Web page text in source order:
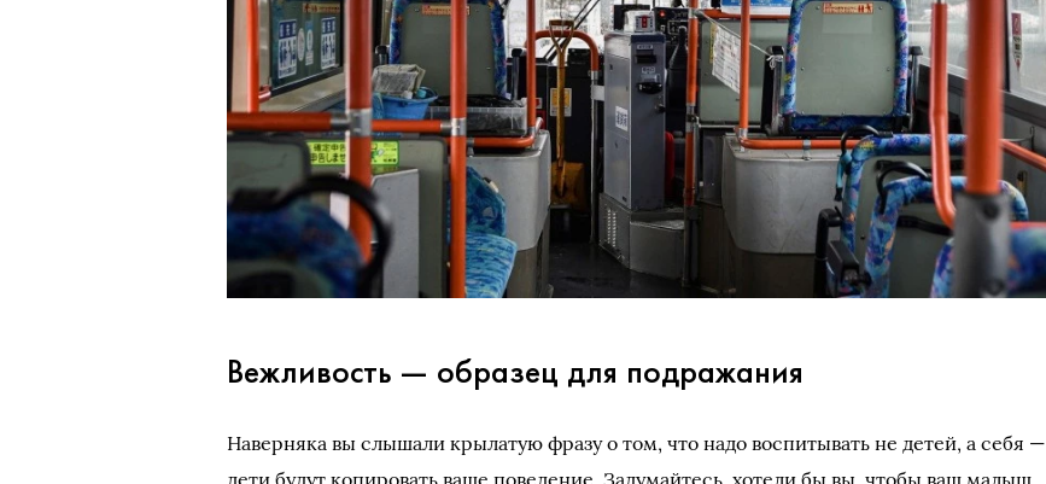
Вежливость — образец для подражания
Наверняка вы слышали крылатую фразу о том, что надо воспитывать не детей, а себя —
дети будут копировать ваше поведение. Задумайтесь, хотели бы вы, чтобы ваш малыш